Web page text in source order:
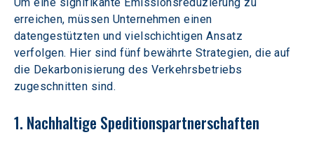
erreichen, müssen Unternehmen einen
datengestützten und vielschichtigen Ansatz
verfolgen. Hier sind fünf bewährte Strategien, die auf
die Dekarbonisierung des Verkehrsbetriebs
zugeschnitten sind.
1. Nachhaltige Speditionspartnerschaften